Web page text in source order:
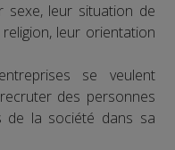
sexe, leur situation de
leur orientation
se veulent
des personnes
de la société dans sa